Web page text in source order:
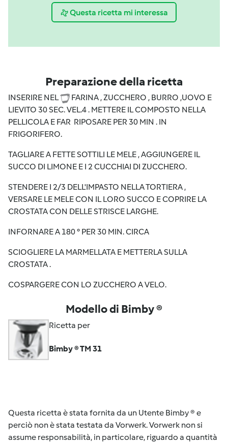
Questa ricetta mi interessa
Preparazione della ricetta
INSERIRE NEL
FARINA , ZUCCHERO , BURRO ,UOVO E
LIEVITO 30 SEC. VEL.4 . METTERE IL COMPOSTO NELLA
PELLICOLA E FAR RIPOSARE PER 30 MIN . IN
FRIGORIFERO.
TAGLIARE A FETTE SOTTILI LE MELE , AGGIUNGERE IL
SUCCO DI LIMONE E I 2 CUCCHIAI DI ZUCCHERO.
STENDERE I 2/3 DELL'IMPASTO NELLA TORTIERA ,
VERSARE LE MELE CON IL LORO SUCCO E COPRIRE LA
CROSTATA CON DELLE STRISCE LARGHE.
INFORNARE A 180 ° PER 30 MIN. CIRCA
SCIOGLIERE LA MARMELLATA E METTERLA SULLA
CROSTATA .
COSPARGERE CON LO ZUCCHERO A VELO.
Modello di Bimby ®
Ricetta per
Bimby ® TM 31
Questa ricetta è stata fornita da un Utente Bimby ® e
perciò non è stata testata da Vorwerk. Vorwerk non si
assume responsabilità, in particolare, riguardo a quantità